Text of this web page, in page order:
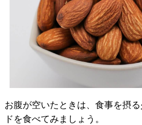
お腹が空いたときは、食事を摂
ドを食べてみましょう。